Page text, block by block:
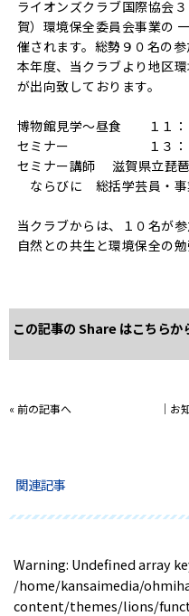
ライオンズクラブ国際協会
賀）環境保全委員会事業の
催されます。総勢９０名の参
本年度、当クラブより地区
が出向致しております。
博物館見学～昼食 １１：
セミナー １３：３０
セミナー講師 滋賀県立
ならびに 総括学芸員・
当クラブからは、１０名が参
自然との共生と環境保全の勉
この記事の Share はこちらか
« 前の記事へ │ お
関連記事
Warning: Undefined array
/home/kansaimedia/
content/themes/lions/